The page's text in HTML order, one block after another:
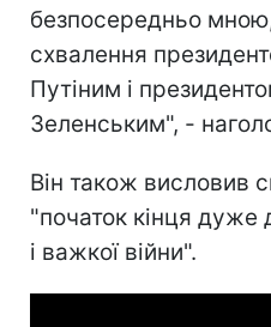
безпосередньо
схвалення
Путіним і
Зеленським", -
Він також висловив
"початок кінця дуже
і важкої війни".